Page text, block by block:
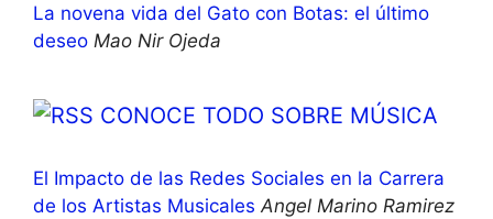
La novena vida del Gato con Botas: el último
deseo Mao Nir Ojeda
CONOCE TODO SOBRE MÚSICA
El Impacto de las Redes Sociales en la Carrera
de los Artistas Musicales Angel Marino Ramirez